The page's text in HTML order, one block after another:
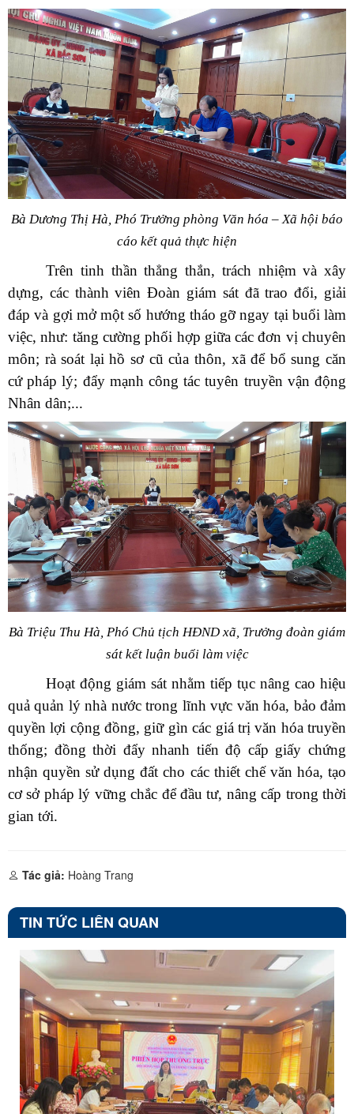
Bà Dương Thị Hà, Phó Trưởng phòng Văn hóa – Xã hội báo
cáo kết quả thực hiện
Trên tinh thần thẳng thắn, trách nhiệm và xây
dựng, các thành viên Đoàn giám sát đã trao đổi, giải
đáp và gợi mở một số hướng tháo gỡ ngay tại buổi làm
việc, như: tăng cường phối hợp giữa các đơn vị chuyên
môn; rà soát lại hồ sơ cũ của thôn, xã để bổ sung căn
cứ pháp lý; đẩy mạnh công tác tuyên truyền vận động
Nhân dân;...
Bà Triệu Thu Hà, Phó Chủ tịch HĐND xã, Trưởng đoàn giám
sát kết luận buổi làm việc
Hoạt động giám sát nhằm tiếp tục nâng cao hiệu
quả quản lý nhà nước trong lĩnh vực văn hóa, bảo đảm
quyền lợi cộng đồng, giữ gìn các giá trị văn hóa truyền
thống; đồng thời đẩy nhanh tiến độ cấp giấy chứng
nhận quyền sử dụng đất cho các thiết chế văn hóa, tạo
cơ sở pháp lý vững chắc để đầu tư, nâng cấp trong thời
gian tới.
Tác giả: Hoàng Trang
TIN TỨC LIÊN QUAN